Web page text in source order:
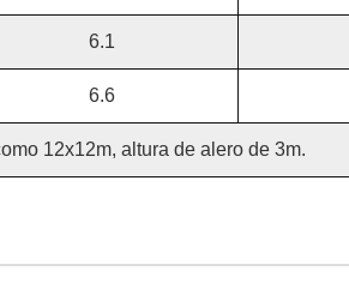
6.1
6.6
12x12m, altura de alero de 3m.